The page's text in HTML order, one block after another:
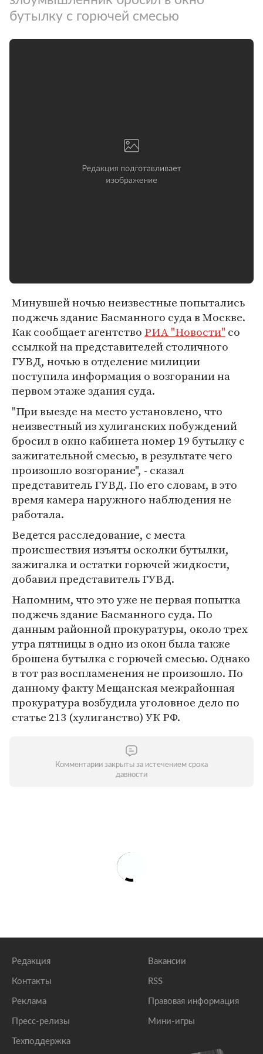
бутылку с горючей смесью
Минувшей ночью неизвестные попытались
поджечь здание Басманного суда в Москве.
Как сообщает агентство РИА "Новости" со
ссылкой на представителей столичного
ГУВД, ночью в отделение милиции
поступила информация о возгорании на
первом этаже здания суда.
"При выезде на место установлено, что
неизвестный из хулиганских побуждений
бросил в окно кабинета номер 19 бутылку с
зажигательной смесью, в результате чего
произошло возгорание", - сказал
представитель ГУВД. По его словам, в это
время камера наружного наблюдения не
работала.
Ведется расследование, с места
происшествия изъяты осколки бутылки,
зажигалка и остатки горючей жидкости,
добавил представитель ГУВД.
Напомним, что это уже не первая попытка
поджечь здание Басманного суда. По
данным районной прокуратуры, около трех
утра пятницы в одно из окон была также
брошена бутылка с горючей смесью. Однако
в тот раз воспламенения не произошло. По
данному факту Мещанская межрайонная
прокуратура возбудила уголовное дело по
статье 213 (хулиганство) УК РФ.
Комментарии закрыты за истечением срока
давности
Редакция
Контакты
Реклама
Пресс-релизы
Техподдержка
Вакансии
RSS
Правовая информация
Мини-игры